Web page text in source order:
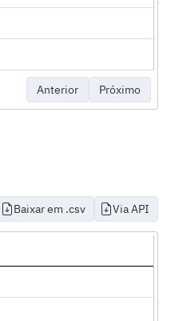
Anterior Próximo
Baixar em .csv Via API